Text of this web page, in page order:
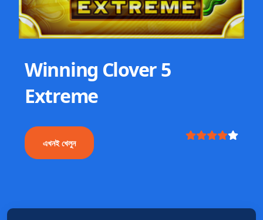
Winning Clover 5
Extreme
এখনই খেলুন